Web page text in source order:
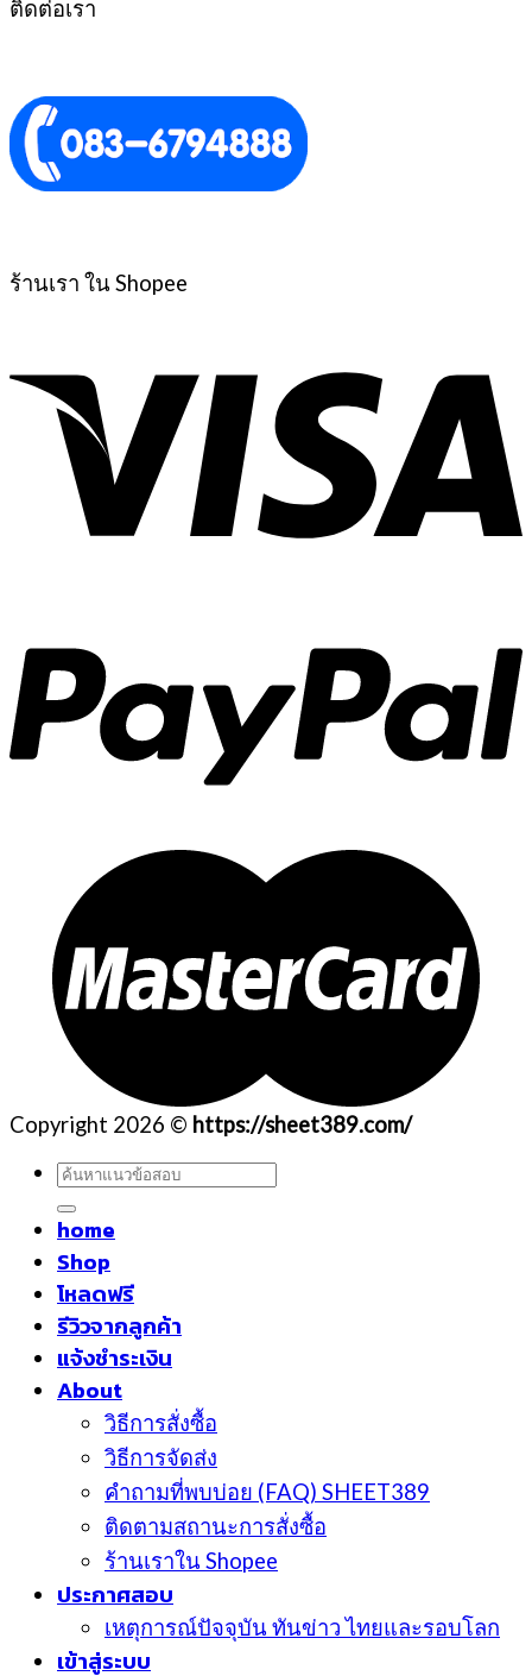
ติดต่อเรา
ร้านเรา ใน Shopee
Copyright 2026 © https://sheet389.com/
ค้นหา:
home
Shop
โหลดฟรี
รีวิวจากลูกค้า
แจ้งชำระเงิน
About
วิธีการสั่งซื้อ
วิธีการจัดส่ง
คำถามที่พบบ่อย (FAQ) SHEET389
ติดตามสถานะการสั่งซื้อ
ร้านเราใน Shopee
ประกาศสอบ
เหตุการณ์ปัจจุบัน ทันข่าว ไทยและรอบโลก
เข้าสู่ระบบ